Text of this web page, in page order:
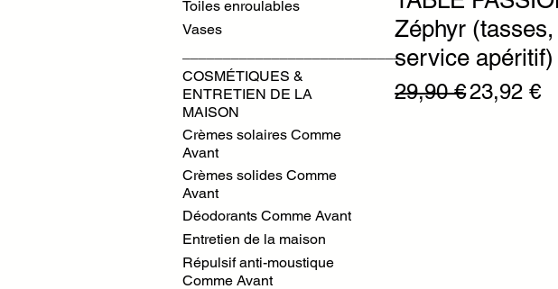
Toiles enroulables
Vases
___________________________
COSMÉTIQUES &
ENTRETIEN DE LA
MAISON
Crèmes solaires Comme
Avant
Crèmes solides Comme
Avant
Déodorants Comme Avant
Entretien de la maison
Répulsif anti-moustique
Comme Avant
Zéphyr
service apéritif)
Prix original
29,90 €Prix
23,92 €